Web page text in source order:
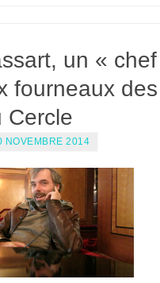
un « chef
fourneaux des
Cercle
NOVEMBRE 2014